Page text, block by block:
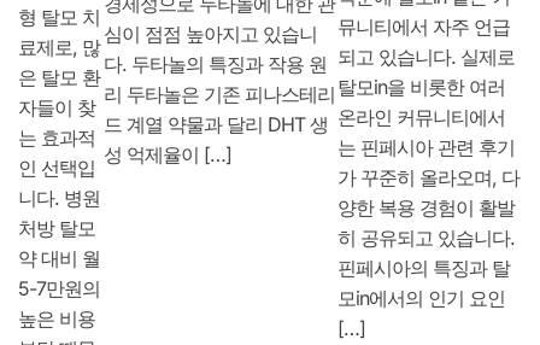
형 탈모 치
료제로, 많
은 탈모 환
자들이 찾
는 효과적
인 선택입
니다. 병원
처방 탈모
약 대비 월
5-7만원의
높은 비용
심이 점점 높아지고 있습니
다. 두타놀의 특징과 작용 원
리 두타놀은 기존 피나스테리
드 계열 약물과 달리 DHT 생
성 억제율이 […]
뮤니티에서 자주 언급
되고 있습니다. 실제로
탈모in을 비롯한 여러
온라인 커뮤니티에서
는 핀페시아 관련 후기
가 꾸준히 올라오며, 다
양한 복용 경험이 활발
히 공유되고 있습니다.
핀페시아의 특징과 탈
모in에서의 인기 요인
[…]